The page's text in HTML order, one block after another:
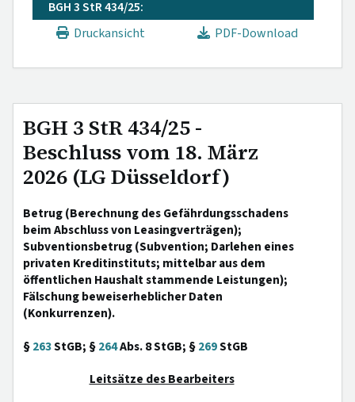
BGH 3 StR 434/25:
Druckansicht
PDF-Download
BGH 3 StR 434/25 -
Beschluss vom 18. März
2026 (LG Düsseldorf)
Betrug (Berechnung des Gefährdungsschadens
beim Abschluss von Leasingverträgen);
Subventionsbetrug (Subvention; Darlehen eines
privaten Kreditinstituts; mittelbar aus dem
öffentlichen Haushalt stammende Leistungen);
Fälschung beweiserheblicher Daten
(Konkurrenzen).
§263StGB; §264Abs. 8 StGB; §269StGB
Leitsätze des Bearbeiters